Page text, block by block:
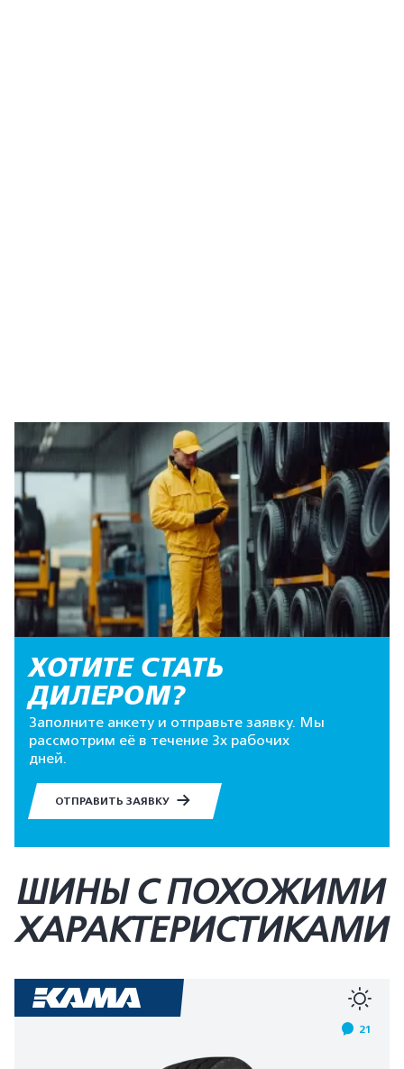
ХОТИТЕ СТАТЬ
ДИЛЕРОМ?
Заполните анкету и отправьте заявку. Мы
рассмотрим её в течение 3х рабочих
дней.
ОТПРАВИТЬ ЗАЯВКУ
ШИНЫ С ПОХОЖИМИ
ХАРАКТЕРИСТИКАМИ
21